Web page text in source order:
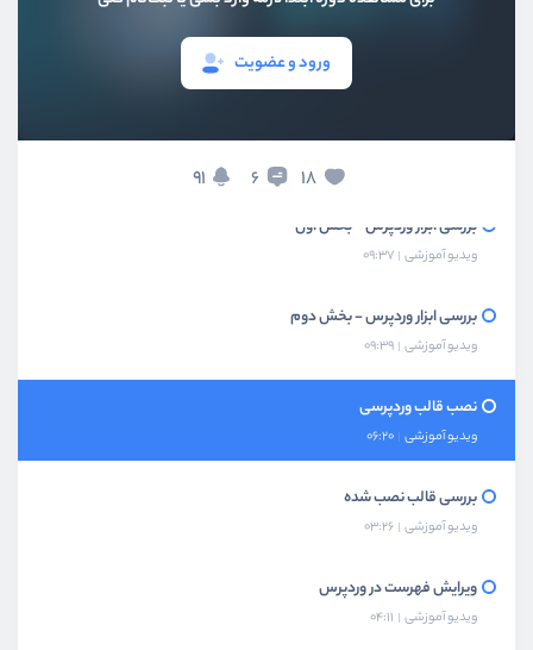
ورود و عضویت
18
6
91
بررسی کاربران و نقش ها در وردپرس
بررسی ابزار وردپرس - بخش اول
ویدیو آموزشی 09:37
بررسی ابزار وردپرس - بخش دوم
ویدیو آموزشی 09:39
نصب قالب وردپرسی
ویدیو آموزشی 06:20
بررسی قالب نصب شده
ویدیو آموزشی 03:26
ویرایش فهرست در وردپرس
ویدیو آموزشی 04:11